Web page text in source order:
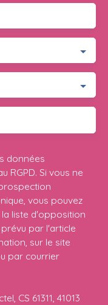
données
RGPD. Si vous ne
vous pouvez
liste d'opposition
par l'article
sur le site
par courrier
CS 61311, 41013